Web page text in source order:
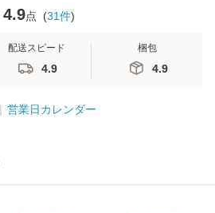
4.9点 (31件)
配送スピード
4.9
梱包
4.9
営業日カレンダー